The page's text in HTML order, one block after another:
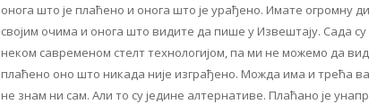
онога што је плаћено и онога што је урађено. Имате огромну
својим очима и онога што видите да пише у Извештају. Сада
неком савременом стелт технологијом, па ми не можемо да
плаћено оно што никада није изграђено. Можда има и трећа
не знам ни сам. Али то су једине алтернативе. Плаћано је